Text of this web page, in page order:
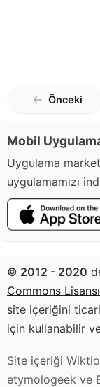
Önceki
Mobil
Uygulama
uygulamamızı
© 2012 - 2020
Commons Lisansı
site içeriğini ticari
için kullanabilir
Site içeriği
etymologeek ve